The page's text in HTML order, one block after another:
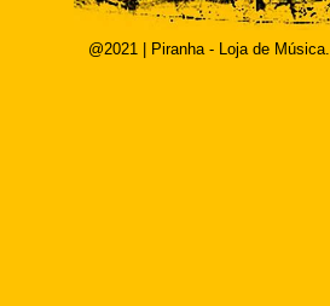
@2021 | Piranha - Loja de Música.